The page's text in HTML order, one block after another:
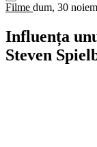
Filme dum, 30
Influența
Steven